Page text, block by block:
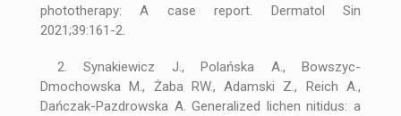
phototherapy: A case report. Dermatol Sin
2021;39:161-2.
2. Synakiewicz J., Polańska A., Bowszyc-
Dmochowska M., Żaba RW., Adamski Z., Reich A.,
Dańczak-Pazdrowska A. Generalized lichen nitidus: a